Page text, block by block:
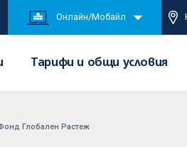
Онлайн/Мобайл
Тарифи и общи условия
Глобален Растеж